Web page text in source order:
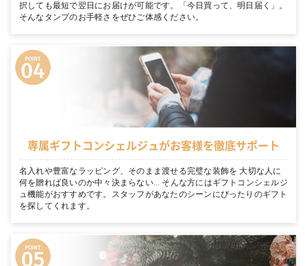
択しても最短で翌日にお届けが可能です。「今日買って、明日届く」。
そんなタンプのお手軽さをぜひご体感ください。
専属ギフトコンシェルジュがお客様を徹底サポート
名入れや豊富なラッピング、そのまま渡せる完璧な装飾を 大切な人に
何を贈れば良いのか中々決まらない… そんな方にはギフトコンシェルジ
ュ機能がおすすめです。スタッフがあなたのシーンにぴったりのギフト
を探してくれます。